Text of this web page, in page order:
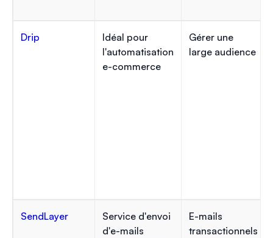
Drip
Idéal pour
l'automatisation
e-commerce
Gérer une
large audience
SendLayer
Service d'envoi
d'e-mails
E-mails
transactionnels